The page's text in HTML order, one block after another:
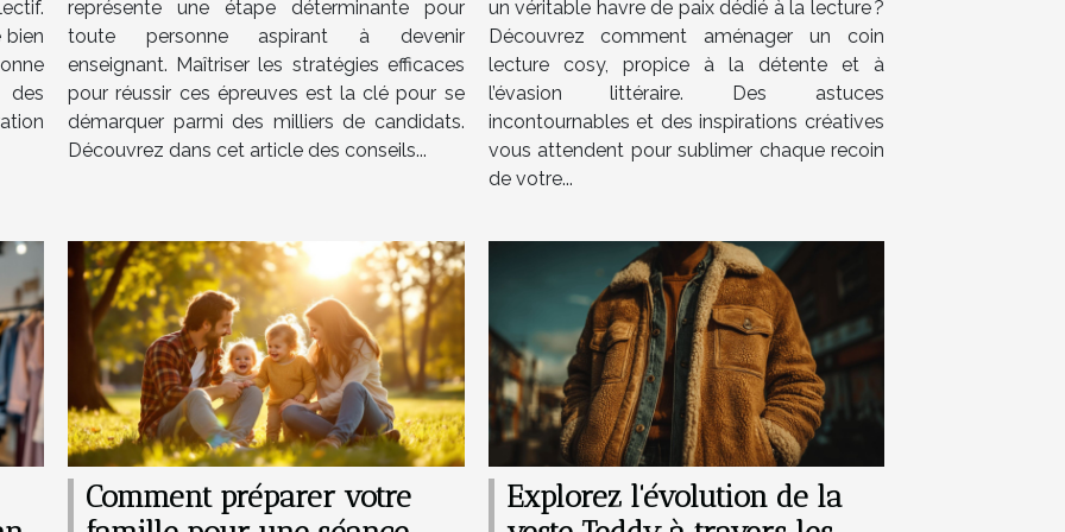
bien
des
représente une étape déterminante pour
toute personne aspirant à devenir
enseignant. Maîtriser les stratégies efficaces
pour réussir ces épreuves est la clé pour se
démarquer parmi des milliers de candidats.
Découvrez dans cet article des conseils...
un véritable havre de paix dédié à la lecture ?
Découvrez comment aménager un coin
lecture cosy, propice à la détente et à
l’évasion littéraire. Des astuces
incontournables et des inspirations créatives
vous attendent pour sublimer chaque recoin
de votre...
Comment préparer votre
Explorez l'évolution de la